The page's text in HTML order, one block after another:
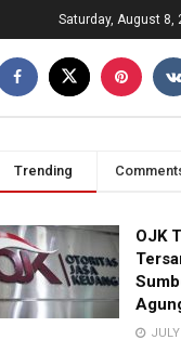
Saturday, August 8,
Trending
OJK